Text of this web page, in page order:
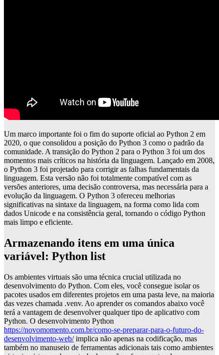
Um marco importante foi o fim do suporte oficial ao Python 2 em
2020, o que consolidou a posição do Python 3 como o padrão da
comunidade. A transição do Python 2 para o Python 3 foi um dos
momentos mais críticos na história da linguagem. Lançado em 2008,
o Python 3 foi projetado para corrigir as falhas fundamentais da
linguagem. Esta versão não foi totalmente compatível com as
versões anteriores, uma decisão controversa, mas necessária para a
evolução da linguagem. O Python 3 ofereceu melhorias
significativas na sintaxe da linguagem, na forma como lida com
dados Unicode e na consistência geral, tornando o código Python
mais limpo e eficiente.
Armazenando itens em uma única
variável: Python list
Os ambientes virtuais são uma técnica crucial utilizada no
desenvolvimento do Python. Com eles, você consegue isolar os
pacotes usados em diferentes projetos em uma pasta leve, na maioria
das vezes chamada .venv. Ao aprender os comandos abaixo você
terá a vantagem de desenvolver qualquer tipo de aplicativo com
Python. O desenvolvimento Python
https://novomomento.com.br/como-se-preparar-para-o-futuro-do-
desenvolvimento-web/implica não apenas na codificação, mas
também no manuseio de ferramentas adicionais tais como ambientes